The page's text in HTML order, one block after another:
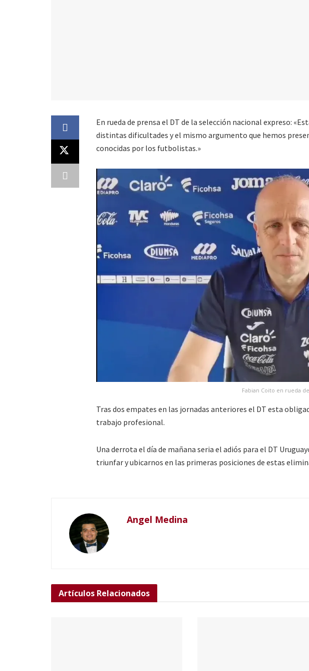
En rueda de prensa el DT de la selección nacional expreso:
distintas dificultades y el mismo argumento que hemos
conocidas por los futbolistas.»
Fabian Coito en rueda
Tras dos empates en las jornadas anteriores el DT esta
trabajo profesional.
Una derrota el día de mañana seria el adiós para el DT
triunfar y ubicarnos en las primeras posiciones de estas
Angel Medina
Artículos Relacionados